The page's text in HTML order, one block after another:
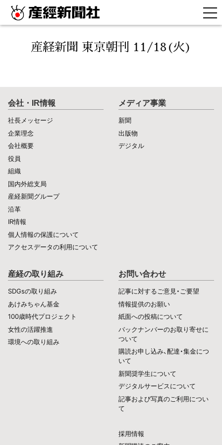
産経新聞 東京朝刊 11/18(火)
会社・IR情報
社長メッセージ
企業理念
会社概要
役員
組織
国内外総支局
産経新聞グループ
沿革
IR情報
個人情報の保護について
アクセスデータの利用について
メディア事業
新聞
出版物
デジタル
産経の取り組み
SDGsの取り組み
あけみちゃん基金
100歳時代プロジェクト
女性の活躍推進
環境への取り組み
お問い合わせ
記事に対するご意見・ご要望
情報提供のお願い
紙面への投稿について
バックナンバーのお取り寄せに
ついて
購読お申し込み、配達・集金につ
いて
新聞奨学生について
デジタルサービスについて
記事および写真のご利用につい
て
採用情報